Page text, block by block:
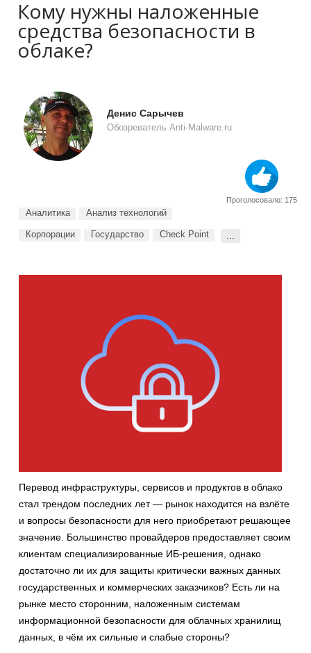
Кому нужны наложенные
средства безопасности в
облаке?
Денис Сарычев
Обозреватель Anti-Malware.ru
Проголосовало: 175
Аналитика Анализ технологий
Корпорации Государство Check Point ...
Перевод инфраструктуры, сервисов и продуктов в облако
стал трендом последних лет — рынок находится на взлёте
и вопросы безопасности для него приобретают решающее
значение. Большинство провайдеров предоставляет своим
клиентам специализированные ИБ-решения, однако
достаточно ли их для защиты критически важных данных
государственных и коммерческих заказчиков? Есть ли на
рынке место сторонним, наложенным системам
информационной безопасности для облачных хранилищ
данных, в чём их сильные и слабые стороны?